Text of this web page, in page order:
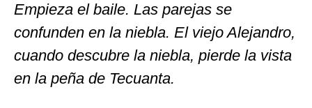
Empieza el baile. Las parejas se
confunden en la niebla. El viejo Alejandro,
cuando descubre la niebla, pierde la vista
en la peña de Tecuanta.